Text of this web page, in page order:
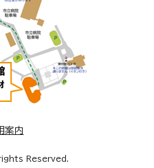
案内
Reserved.